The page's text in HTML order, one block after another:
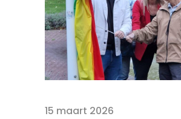
15 maart 2026